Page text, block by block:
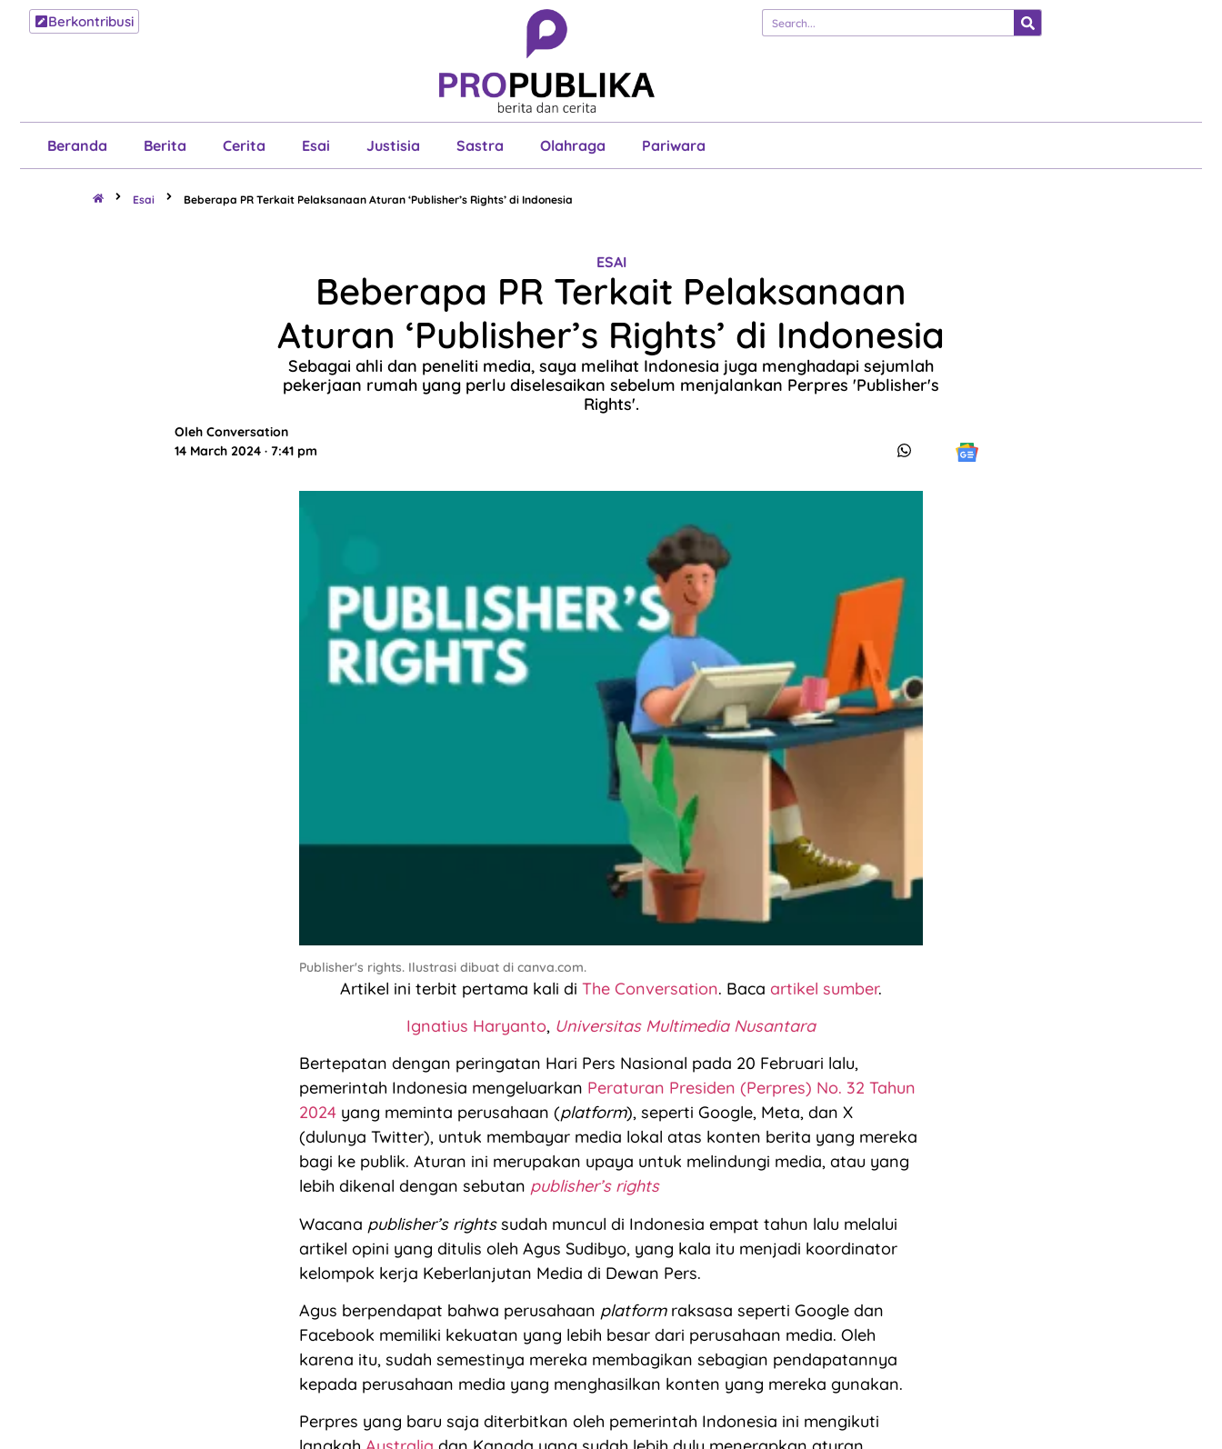
Berkontribusi
Beranda Berita Cerita Esai Justisia Sastra Olahraga Pariwara
Berita Cerita Esai Justisia
Pariwara
Esai Beberapa PR Terkait Pelaksanaan Aturan ‘Publisher’s Rights’ di Indonesia
ESAI
Beberapa PR Terkait Pelaksanaan
Aturan ‘Publisher’s Rights’ di Indonesia
Sebagai ahli dan peneliti media, saya melihat Indonesia juga menghadapi sejumlah
pekerjaan rumah yang perlu diselesaikan sebelum menjalankan Perpres 'Publisher's
Rights'.
Oleh Conversation
14 March 2024 · 7:41 pm
Publisher's rights. Ilustrasi dibuat di canva.com.
Artikel ini terbit pertama kali di The Conversation. Baca artikel sumber.
Ignatius Haryanto, Universitas Multimedia Nusantara
Bertepatan dengan peringatan Hari Pers Nasional pada 20 Februari lalu,
pemerintah Indonesia mengeluarkan Peraturan Presiden (Perpres) No. 32 Tahun
2024 yang meminta perusahaan (platform), seperti Google, Meta, dan X
(dulunya Twitter), untuk membayar media lokal atas konten berita yang mereka
bagi ke publik. Aturan ini merupakan upaya untuk melindungi media, atau yang
lebih dikenal dengan sebutan publisher’s rights
Wacana publisher’s rightssudah muncul di Indonesia empat tahun lalu melalui
artikel opini yang ditulis oleh Agus Sudibyo, yang kala itu menjadi koordinator
kelompok kerja Keberlanjutan Media di Dewan Pers.
Agus berpendapat bahwa perusahaan platformraksasa seperti Google dan
Facebook memiliki kekuatan yang lebih besar dari perusahaan media. Oleh
karena itu, sudah semestinya mereka membagikan sebagian pendapatannya
kepada perusahaan media yang menghasilkan konten yang mereka gunakan.
Perpres yang baru saja diterbitkan oleh pemerintah Indonesia ini mengikuti